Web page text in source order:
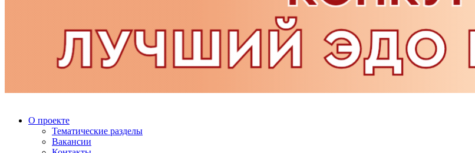
О проекте
Тематические разделы
Вакансии